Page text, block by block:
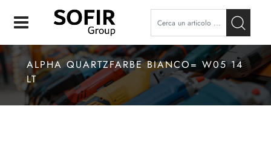
ALPHA QUARTZFARBE BIANCO= W05 14
LT